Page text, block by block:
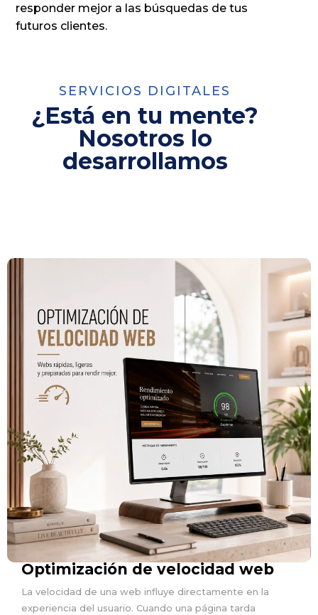
responder mejor a las búsquedas de tus
futuros clientes.
SERVICIOS DIGITALES
¿Está en tu mente?
Nosotros lo
desarrollamos
Optimización de velocidad web
La velocidad de una web influye directamente en la
experiencia del usuario. Cuando una página tarda